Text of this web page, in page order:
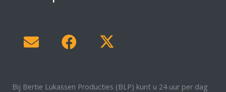
Bij Bertie Lukassen Producties (BLP) kunt u 24 uur per dag